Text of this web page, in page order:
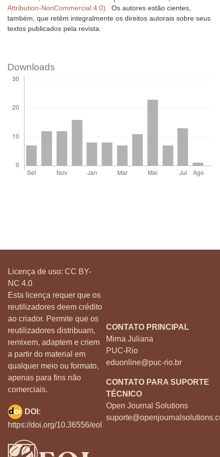
Attribution-NonCommercial 4.0). Os autores estão cientes,
também, que retêm integralmente os direitos autorais sobre seus
textos publicados pela revista.
Downloads
Licença de uso: CC BY-
NC 4.0
Esta licença requer que os
reutilizadores deem crédito
ao criador. Permite que os
reutilizadores distribuam,
remixem, adaptem e criem
a partir do material em
qualquer meio ou formato,
apenas para fins não
comerciais.
CONTATO PRINCIPAL
Mirna Juliana
PUC-Rio
eduonline@puc-rio.br
CONTATO PARA SUPORTE
TÉCNICO
Open Journal Solutions
DOI:
https://doi.org/10.36556/eol